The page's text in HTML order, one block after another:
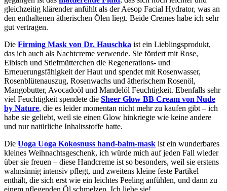
gleichzeitig klärender anfühlt als der Aesop Facial Hydrator, was an
den enthaltenen ätherischen Ölen liegt. Beide Cremes habe ich sehr
gut vertragen.
Die Firming Mask von Dr. Hauschka ist ein Lieblingsprodukt,
das ich auch als Nachtcreme verwende. Sie fördert mit Rose,
Eibisch und Stiefmütterchen die Regenerations- und
Erneuerungsfähigkeit der Haut und spendet mit Rosenwasser,
Rosenblütenauszug, Rosenwachs und ätherischem Rosenöl,
Mangobutter, Avocadoöl und Mandelöl Feuchtigkeit. Ebenfalls sehr
viel Feuchtigkeit spendete die Sheer Glow BB Cream von Nude
by Nature, die es leider momentan nicht mehr zu kaufen gibt – ich
habe sie geliebt, weil sie einen Glow hinkriegte wie keine andere
und nur natürliche Inhaltsstoffe hatte.
Die Uoga Uoga Kokosnuss hand-balm-mask ist ein wunderbares
kleines Weihnachtsgeschenk, ich würde mich auf jeden Fall wieder
über sie freuen – diese Handcreme ist so besonders, weil sie erstens
wahnsinnig intensiv pflegt, und zweitens kleine feste Partikel
enthält, die sich erst wie ein leichtes Peeling anfühlen, und dann zu